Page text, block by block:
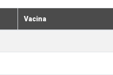
Vacina